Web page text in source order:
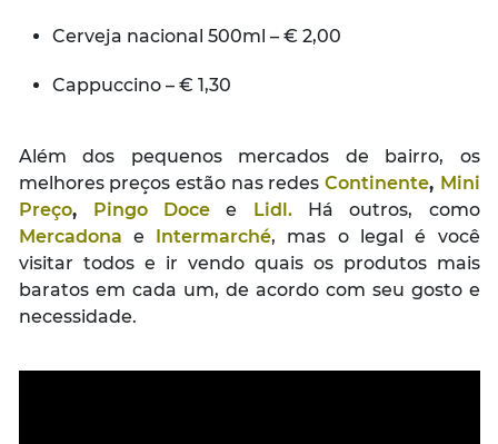
Cerveja nacional 500ml – € 2,00
Cappuccino – € 1,30
Além dos pequenos mercados de bairro, os
melhores preços estão nas redes Continente, Mini
Preço, Pingo Doce e Lidl.Há outros, como
Mercadona e Intermarché, mas o legal é você
visitar todos e ir vendo quais os produtos mais
baratos em cada um, de acordo com seu gosto e
necessidade.